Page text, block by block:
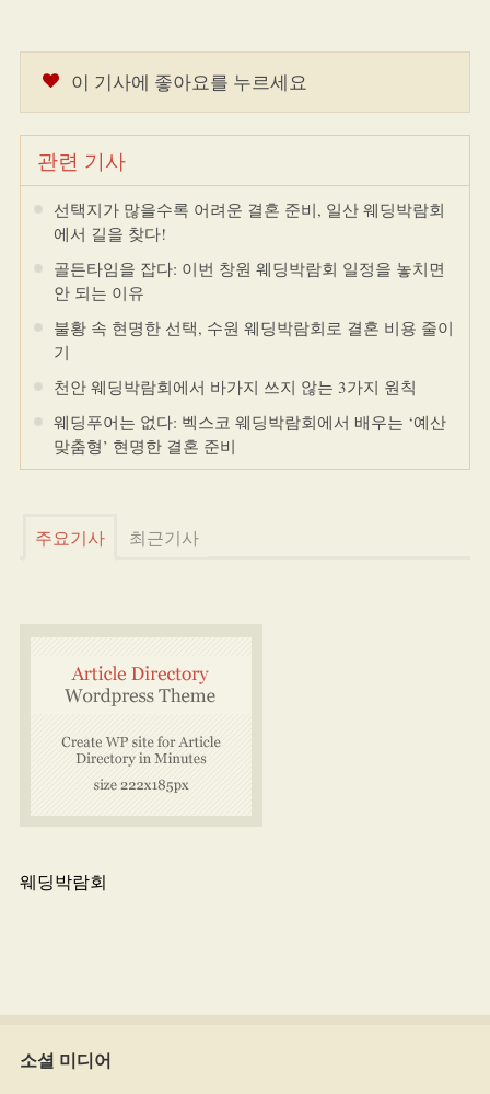
이 기사에 좋아요를 누르세요
관련 기사
선택지가 많을수록 어려운 결혼 준비, 일산 웨딩박람회
에서 길을 찾다!
골든타임을 잡다: 이번 창원 웨딩박람회 일정을 놓치면
안 되는 이유
불황 속 현명한 선택, 수원 웨딩박람회로 결혼 비용 줄이
기
천안 웨딩박람회에서 바가지 쓰지 않는 3가지 원칙
웨딩푸어는 없다: 벡스코 웨딩박람회에서 배우는 ‘예산
맞춤형’ 현명한 결혼 준비
주요기사 최근기사
웨딩박람회
소셜 미디어